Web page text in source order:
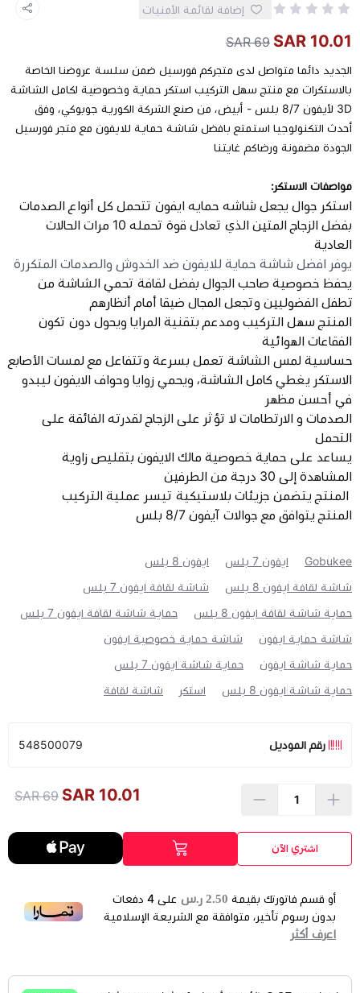
كيبوردات
الكابلات والمحولات
شنط لابتوب - كمبيوتر
وصلات الوسائط و موزع يو اس بي Hub
إضافة لقائمة الأمنيات
10.01 SAR
69 SAR
الجديد دائما متواصل لدى متجركم فورسيل ضمن سلسة عروضنا الخاصة
بالاستكرات مع منتج سهل التركيب استكر حماية وخصوصية لكامل الشاشة
3D لأيفون 8/7 بلس - أبيض، من صنع الشركة الكورية جوبوكي، وفق
أحدث التكنولوجيا استمتع بافضل شاشة حماية للايفون مع متجر فورسيل
الجودة مضمونة ورضاكم غايتنا
مواصفات الاستكر:
استكر جوال يجعل شاشه حمايه ايفون تتحمل كل أنواع الصدمات
بفضل الزجاج المتين الذي تعادل قوة تحمله 10 مرات الحالات
العادية
يوفر افضل شاشة حماية للايفون ضد الخدوش والصدمات المتكررة
يحفظ خصوصية صاحب الجوال بفضل لقافة تحمي الشاشة من
تطفل الفضوليين وتجعل المجال ضيقا أمام أنظارهم
المنتج سهل التركيب ومدعم بتقنية المرايا ويحول دون تكون
الفقاعات الهوائية
حساسية لمس الشاشة تعمل بسرعة وتتفاعل مع لمسات الأصابع
الاستكر يغطي كامل الشاشة، ويحمي زوايا وحواف الايفون ليبدو
في أحسن مظهر
الصدمات و الارتطامات لا تؤثر على الزجاج لقدرته الفائقة على
التحمل
يساعد على حماية خصوصية مالك الايفون بتقليص زاوية
المشاهدة إلى 30 درجة من الطرفين
المنتج يتضمن جزيئات بلاستيكية تيسر عملية التركيب
المنتج يتوافق مع جوالات آيفون 8/7 بلس
Gobukee ايفون 7 بلس ايفون 8 بلس
شاشة لقافة ايفون 8 بلس شاشة لقافة ايفون 7 بلس
حماية شاشة لقافة ايفون 8 بلس حماية شاشة لقافة ايفون 7 بلس
شاشة حماية ايفون شاشة حماية خصوصية ايفون
حماية شاشة ايفون حماية شاشة ايفون 7 بلس
حماية شاشة ايفون 8 بلس استكر شاشة لقافة
رقم الموديل 548500079
10.01 SAR
69 SAR
اشتري الآن
أو قسم فاتورتك بقيمة2.50 ر.س على 4دفعات
بدون رسوم تأخير، متوافقة مع الشريعة الإسلامية
اعرف أكثر